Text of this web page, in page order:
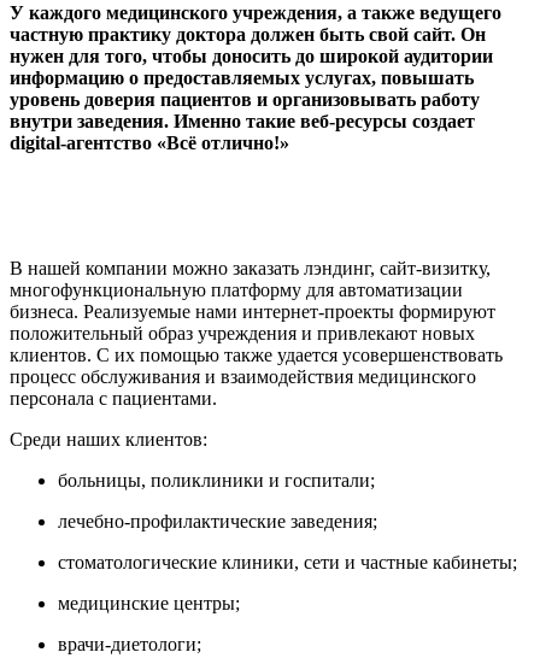
У каждого медицинского учреждения, а также ведущего
частную практику доктора должен быть свой сайт. Он
нужен для того, чтобы доносить до широкой аудитории
информацию о предоставляемых услугах, повышать
уровень доверия пациентов и организовывать работу
внутри заведения. Именно такие веб-ресурсы создает
digital-агентство «Всё отлично!»
В нашей компании можно заказать лэндинг, сайт-визитку,
многофункциональную платформу для автоматизации
бизнеса. Реализуемые нами интернет-проекты формируют
положительный образ учреждения и привлекают новых
клиентов. С их помощью также удается усовершенствовать
процесс обслуживания и взаимодействия медицинского
персонала с пациентами.
Среди наших клиентов:
больницы, поликлиники и госпитали;
лечебно-профилактические заведения;
стоматологические клиники, сети и частные кабинеты;
медицинские центры;
врачи-диетологи;